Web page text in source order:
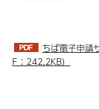
ちば電子申請
F：242.2KB）